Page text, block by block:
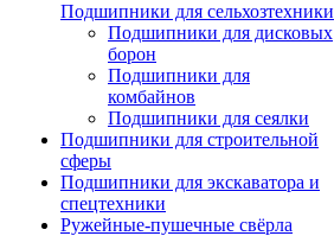
Подшипники для сельхозтехники
Подшипники для дисковых
борон
Подшипники для
комбайнов
Подшипники для сеялки
Подшипники для строительной
сферы
Подшипники для экскаватора и
спецтехники
Ружейные-пушечные свёрла